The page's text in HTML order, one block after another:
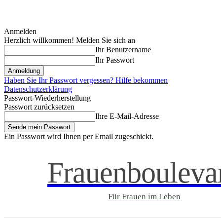
Anmelden
Herzlich willkommen! Melden Sie sich an
Ihr Benutzername
Ihr Passwort
Haben Sie Ihr Passwort vergessen? Hilfe bekommen
Datenschutzerklärung
Passwort-Wiederherstellung
Passwort zurücksetzen
Ihre E-Mail-Adresse
Ein Passwort wird Ihnen per Email zugeschickt.
Für Frauen im Leben